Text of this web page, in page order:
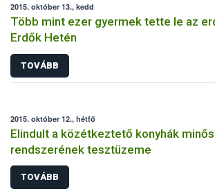
2015. október 13., kedd
Több mint ezer gyermek tette le az
Erdők Hetén
TOVÁBB
2015. október 12., hétfő
Elindult a közétkeztető konyhák
rendszerének tesztüzeme
TOVÁBB